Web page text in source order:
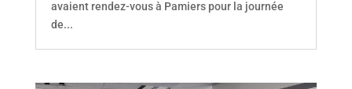
avaient rendez-vous à Pamiers pour la journée
de...